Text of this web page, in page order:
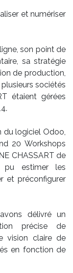
et numériser
son point de
sa stratégie
de production,
sociétés
étaient gérées
du logiciel Odoo,
20 Workshops
CHASSART de
pu estimer les
et préconfigurer
délivré un
précise de
vision claire de
en fonction de